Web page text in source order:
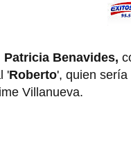
Patricia Benavides,
'Roberto', quien
Villanueva.